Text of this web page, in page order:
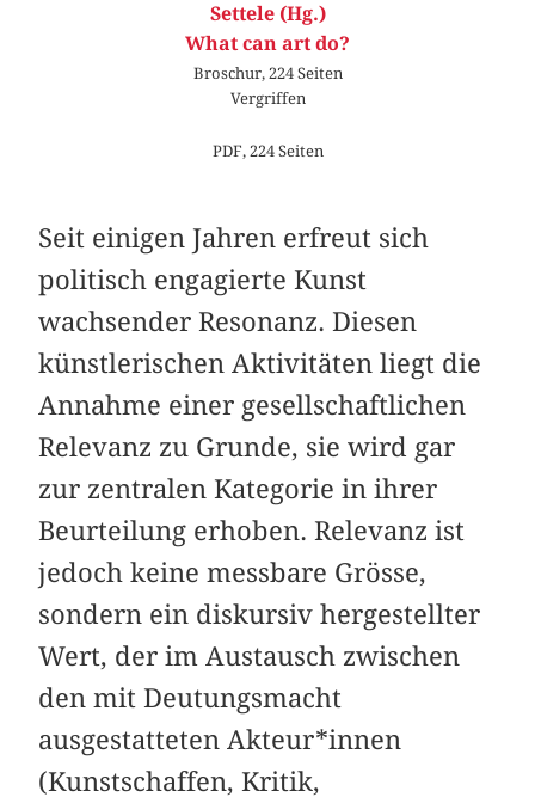
Settele (Hg.)
What can art do?
Broschur, 224 Seiten
Vergriffen
PDF, 224 Seiten
Seit einigen Jahren erfreut sich
politisch engagierte Kunst
wachsender Resonanz. Diesen
künstlerischen Aktivitäten liegt die
Annahme einer gesellschaftlichen
Relevanz zu Grunde, sie wird gar
zur zentralen Kategorie in ihrer
Beurtei­lung erhoben. Relevanz ist
jedoch keine messbare Grösse,
sondern ein diskursiv hergestellter
Wert, der im Austausch zwischen
den mit Deutungsmacht
ausgestatteten Akteur*in­nen
(Kunstschaffen, Kritik,